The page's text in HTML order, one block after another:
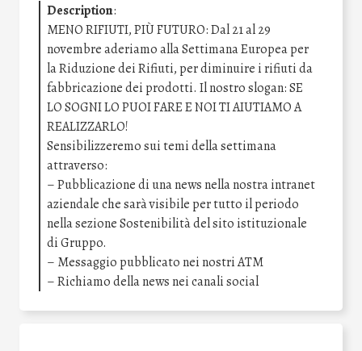
Description:
MENO RIFIUTI, PIÙ FUTURO: Dal 21 al 29
novembre aderiamo alla Settimana Europea per
la Riduzione dei Rifiuti, per diminuire i rifiuti da
fabbricazione dei prodotti. Il nostro slogan: SE
LO SOGNI LO PUOI FARE E NOI TI AIUTIAMO A
REALIZZARLO!
Sensibilizzeremo sui temi della settimana
attraverso:
– Pubblicazione di una news nella nostra intranet
aziendale che sarà visibile per tutto il periodo
nella sezione Sostenibilità del sito istituzionale
di Gruppo.
– Messaggio pubblicato nei nostri ATM
– Richiamo della news nei canali social